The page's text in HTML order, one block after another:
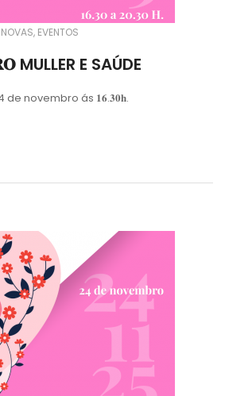
NOVAS EVENTOS
E SAÚDE
de novembro ás 𝟏𝟔.𝟑𝟎𝐡.